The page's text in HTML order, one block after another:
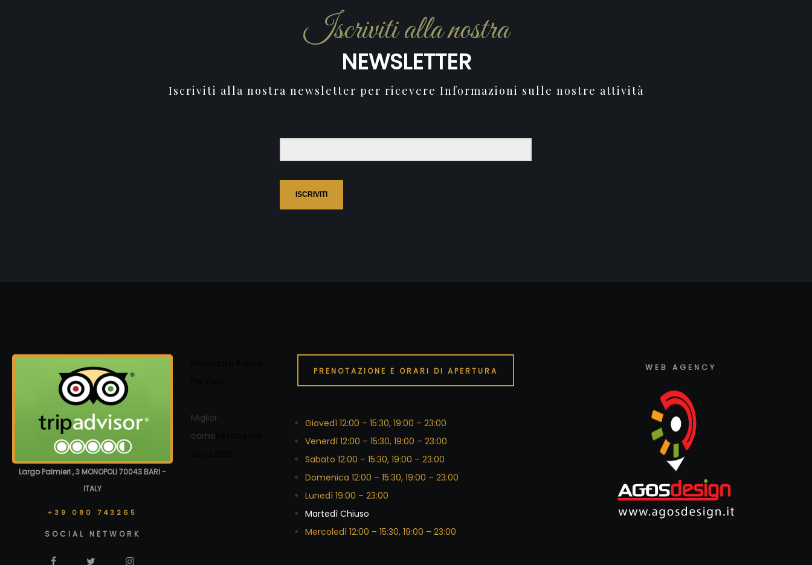
Iscriviti alla nostra
NEWSLETTER
Iscriviti alla nostra newsletter per ricevere Informazioni sulle nostre attività
ISCRIVITI
Largo Palmieri , 3 MONOPOLI 70043 BARI -
ITALY
+39 080 743265
SOCIAL NETWORK
Miglior
carne
PRENOTAZIONE E ORARI DI APERTURA
Giovedì 12:00 – 15:30, 19:00 – 23:00
Venerdì 12:00 – 15:30, 19:00 – 23:00
Sabato 12:00 – 15:30, 19:00 – 23:00
Domenica 12:00 – 15:30, 19:00 – 23:00
Lunedì 19:00 – 23:00
Martedì Chiuso
Mercoledì 12:00 – 15:30, 19:00 – 23:00
WEB AGENCY